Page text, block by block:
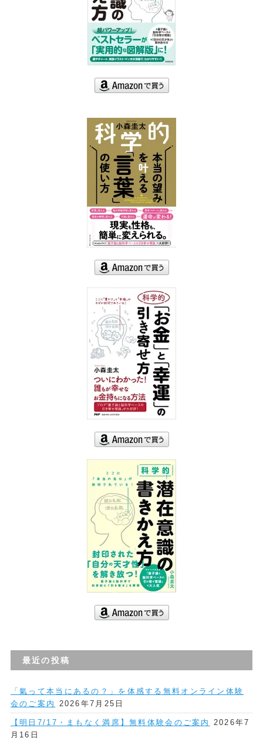
最近の投稿
「氣って本当にあるの？」を体感する無料オンライン体験
会のご案内
2026年7月25日
【明日7/17・まもなく満席】無料体験会のご案内
2026年7
月16日